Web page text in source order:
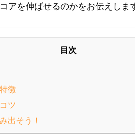
アを伸ばせるのかをお伝えしま
目次
徴
ツ
出そう！